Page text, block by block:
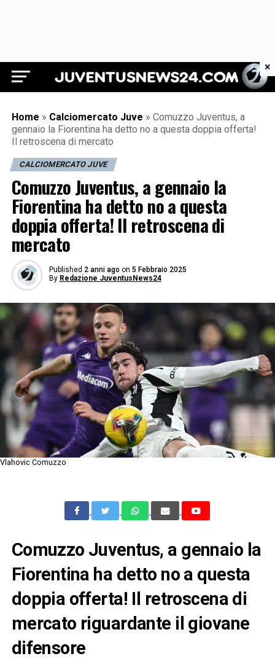
Juventus News 24
Home » Calciomercato Juve » Comuzzo Juventus, a
gennaio la Fiorentina ha detto no a questa doppia offerta!
Il retroscena di mercato
CALCIOMERCATO JUVE
Comuzzo Juventus, a gennaio la
Fiorentina ha detto no a questa
doppia offerta! Il retroscena di
mercato
Published 2 anni ago on 5 Febbraio 2025
By Redazione JuventusNews24
Vlahovic Comuzzo
Comuzzo Juventus, a gennaio la
Fiorentina ha detto no a questa
doppia offerta! Il retroscena di
mercato riguardante il giovane
difensore
×